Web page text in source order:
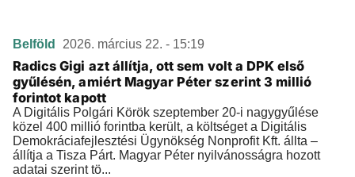
Belföld 2026. március 22. - 15:19
Radics Gigi azt állítja, ott sem volt a DPK első
gyűlésén, amiért Magyar Péter szerint 3 millió
forintot kapott
A Digitális Polgári Körök szeptember 20-i nagygyűlése
közel 400 millió forintba került, a költséget a Digitális
Demokráciafejlesztési Ügynökség Nonprofit Kft. állta –
állítja a Tisza Párt. Magyar Péter nyilvánosságra hozott
adatai szerint tö...